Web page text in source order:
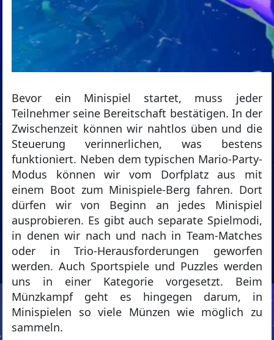
Bevor ein Minispiel startet, muss jeder
Teilnehmer seine Bereitschaft bestätigen. In der
Zwischenzeit können wir nahtlos üben und die
Steuerung verinnerlichen, was bestens
funktioniert. Neben dem typischen Mario-Party-
Modus können wir vom Dorfplatz aus mit
einem Boot zum Minispiele-Berg fahren. Dort
dürfen wir von Beginn an jedes Minispiel
ausprobieren. Es gibt auch separate Spielmodi,
in denen wir nach und nach in Team-Matches
oder in Trio-Herausforderungen geworfen
werden. Auch Sportspiele und Puzzles werden
uns in einer Kategorie vorgesetzt. Beim
Münzkampf geht es hingegen darum, in
Minispielen so viele Münzen wie möglich zu
sammeln.